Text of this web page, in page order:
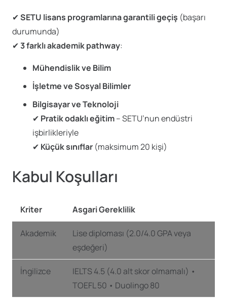
✔SETU lisans programlarına garantili geçiş (başarı
durumunda)
✔3 farklı akademik pathway:
Mühendislik ve Bilim
İşletme ve Sosyal Bilimler
Bilgisayar ve Teknoloji
✔ Pratik odaklı eğitim– SETU’nun endüstri
işbirlikleriyle
✔ Küçük sınıflar (maksimum 20 kişi)
Kabul Koşulları
Kriter Asgari Gereklilik
Akademik
Lise diploması (2.0/4.0 GPA veya
eşdeğeri)
İngilizce
IELTS 4.5 (4.0 alt skor olmamalı) •
TOEFL 50 • Duolingo 80